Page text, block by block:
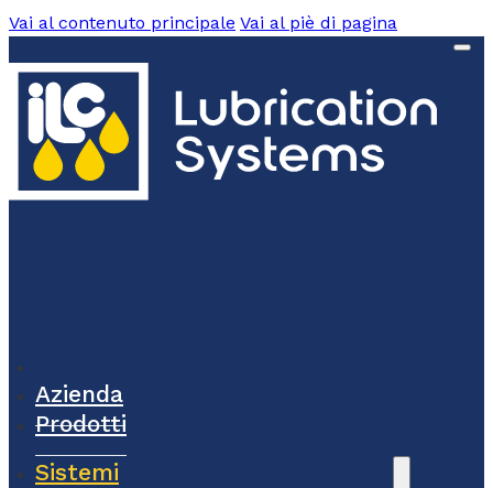
Vai al contenuto principale Vai al piè di pagina
Azienda
Prodotti
Sistemi